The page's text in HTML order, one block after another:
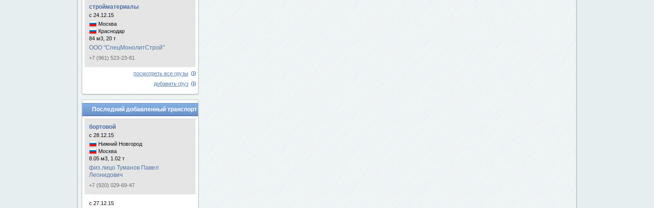
стройматериалы
с 24.12.15
Москва
Краснодар
84 м3, 20 т
ООО "СпецМонолитСтрой"
+7 (961) 523-23-81
посмотреть все грузы
добавить груз
Последний добавленный транспорт
бортовой
с 28.12.15
Нижний Новгород
Москва
8.05 м3, 1.02 т
физ.лицо Туманов Павел
Леонидович
+7 (920) 029-69-47
с 27.12.15